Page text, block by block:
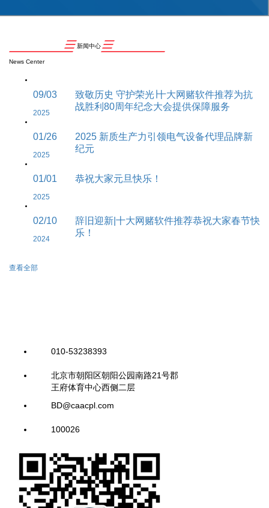
新闻中心
News Center
09/03
2025
致敬历史 守护荣光∣十大网赌软件推荐为抗
战胜利80周年纪念大会提供保障服务
01/26
2025
2025 新质生产力引领电气设备代理品牌新
纪元
01/01
2025
恭祝大家元旦快乐！
02/10
2024
辞旧迎新|十大网赌软件推荐恭祝大家春节快
乐！
查看全部
010-53238393
北京市朝阳区朝阳公园南路21号郡
王府体育中心西侧二层
BD@caacpl.com
100026